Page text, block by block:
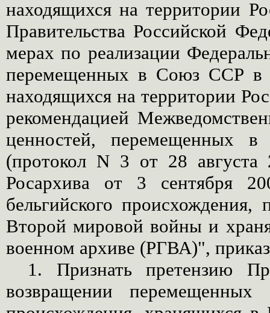
находящихся на территории
Правительства Российской
мерах по реализации
перемещенных в Союз ССР в
находящихся на территории
рекомендацией
ценностей, перемещенных
(протокол N 3 от 28
Росархива от 3 сентября
бельгийского
Второй мировой войны и
военном архиве (РГВА)",
1. Признать претензию
возвращении перемещенных